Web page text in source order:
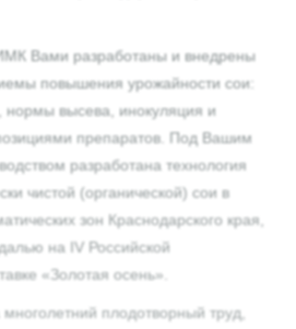
Вами разработаны и внедрены
повышения урожайности сои:
нормы высева, инокуляция и
препаратов. Под Вашим
разработана технология
чистой (органической) сои в
зон Краснодарского края,
на IV Российской
«Золотая осень».
плодотворный труд,